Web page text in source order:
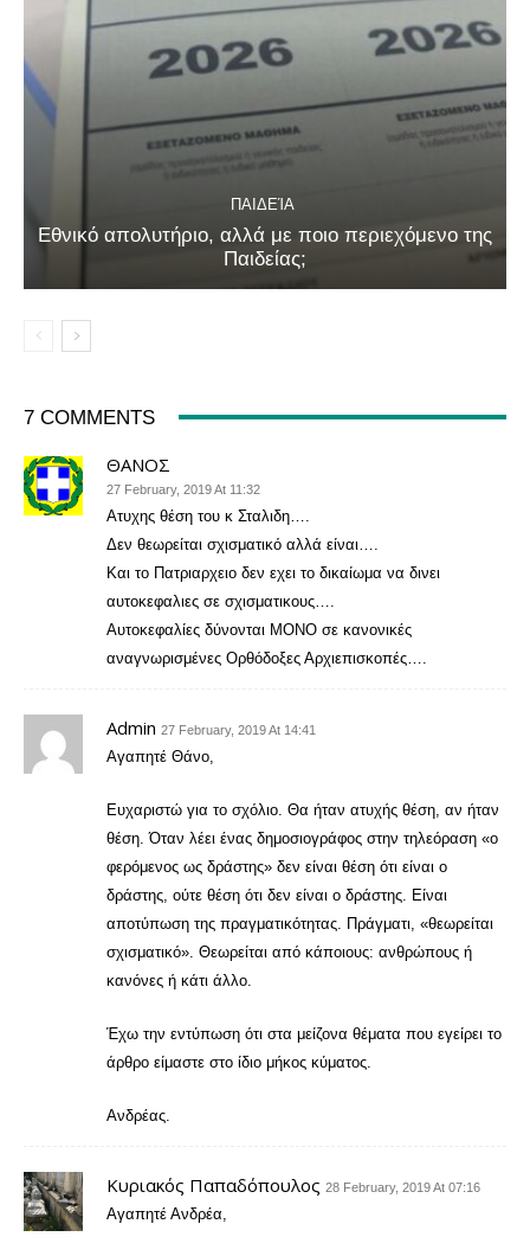
ΠΑΙΔΕΊΑ
Εθνικό απολυτήριο, αλλά με ποιο περιεχόμενο της
Παιδείας;
7 COMMENTS
ΘΑΝΟΣ
27 February, 2019 At 11:32
Ατυχης θέση του κ Σταλιδη….
Δεν θεωρείται σχισματικό αλλά είναι….
Και το Πατριαρχειο δεν εχει το δικαίωμα να δινει
αυτοκεφαλιες σε σχισματικους….
Αυτοκεφαλίες δύνονται ΜΟΝΟ σε κανονικές
αναγνωρισμένες Ορθόδοξες Αρχιεπισκοπές….
Admin 27 February, 2019 At 14:41
Αγαπητέ Θάνο,
Ευχαριστώ για το σχόλιο. Θα ήταν ατυχής θέση, αν ήταν
θέση. Όταν λέει ένας δημοσιογράφος στην τηλεόραση «ο
φερόμενος ως δράστης» δεν είναι θέση ότι είναι ο
δράστης, ούτε θέση ότι δεν είναι ο δράστης. Είναι
αποτύπωση της πραγματικότητας. Πράγματι, «θεωρείται
σχισματικό». Θεωρείται από κάποιους: ανθρώπους ή
κανόνες ή κάτι άλλο.
Έχω την εντύπωση ότι στα μείζονα θέματα που εγείρει το
άρθρο είμαστε στο ίδιο μήκος κύματος.
Ανδρέας.
Κυριακός Παπαδόπουλος 28 February, 2019 At 07:16
Αγαπητέ Ανδρέα,